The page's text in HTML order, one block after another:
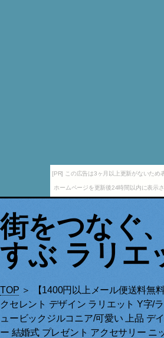
[PR] この広告は3ヶ月以上更新がないため
ホームページを更新後24時間以内に表示さ
街をつなぐ
すぶ ラリエ
TOP ＞ 【1400円以上メール便送料無
クセレント デザイン ラリエット Y字/
ュービックジルコニア/可愛い 上品 デ
ー 結婚式 プレゼント アクセサリー ニ